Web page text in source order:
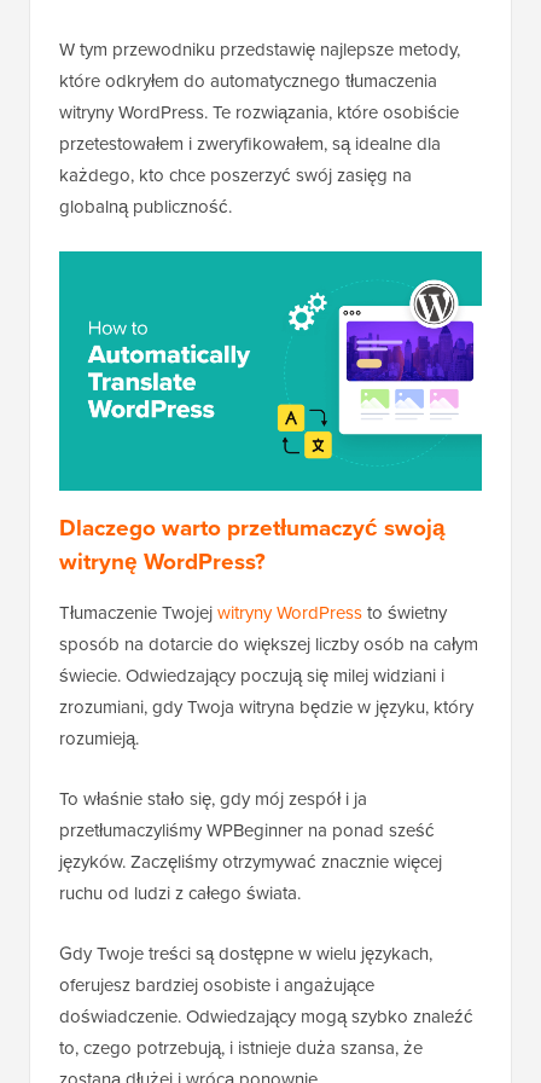
W tym przewodniku przedstawię najlepsze metody,
które odkryłem do automatycznego tłumaczenia
witryny WordPress. Te rozwiązania, które osobiście
przetestowałem i zweryfikowałem, są idealne dla
każdego, kto chce poszerzyć swój zasięg na
globalną publiczność.
Dlaczego warto przetłumaczyć swoją
witrynę WordPress?
Tłumaczenie Twojejwitryny WordPressto świetny
sposób na dotarcie do większej liczby osób na całym
świecie. Odwiedzający poczują się milej widziani i
zrozumiani, gdy Twoja witryna będzie w języku, który
rozumieją.
To właśnie stało się, gdy mój zespół i ja
przetłumaczyliśmy WPBeginner na ponad sześć
języków. Zaczęliśmy otrzymywać znacznie więcej
ruchu od ludzi z całego świata.
Gdy Twoje treści są dostępne w wielu językach,
oferujesz bardziej osobiste i angażujące
doświadczenie. Odwiedzający mogą szybko znaleźć
to, czego potrzebują, i istnieje duża szansa, że